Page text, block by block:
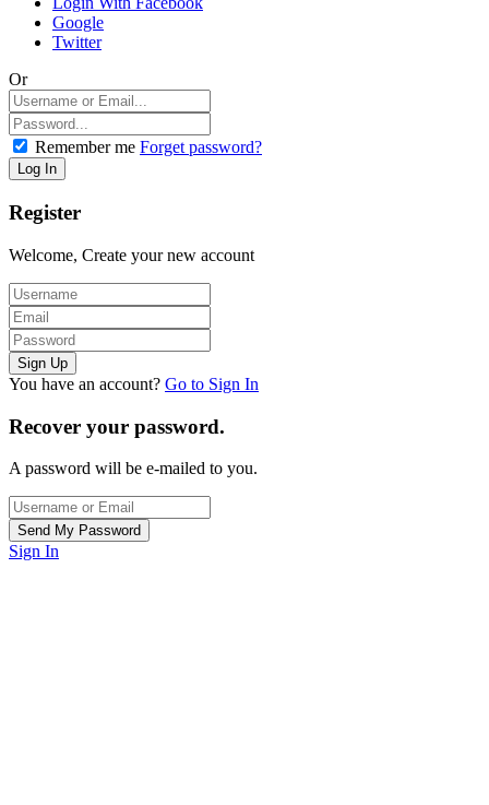
Google
Twitter
Or
Remember me Forget password?
Register
Welcome, Create your new account
You have an account? Go to Sign In
Recover your password.
A password will be e-mailed to you.
Sign In